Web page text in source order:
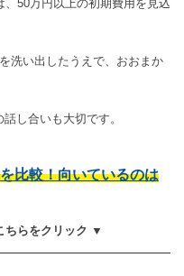
50万円以上の初期費用を見込
洗い出したうえで、おおまか
し合いも大切です。
比較！向いているのは
ちらをクリック ▼